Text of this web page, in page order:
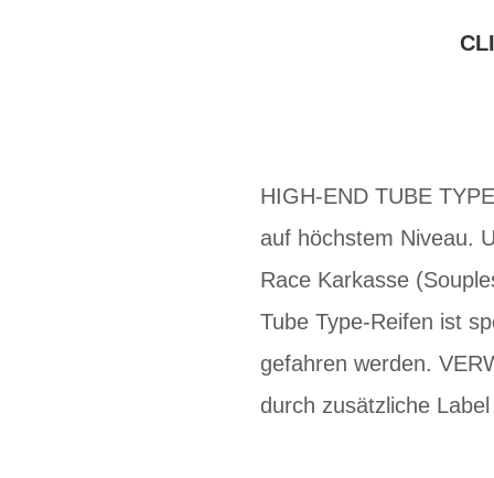
HIGH-END TUBE
auf höchstem Niveau.
Race Karkasse
Tube Type-Reifen ist
gefahren werden.
durch zusätzliche Label